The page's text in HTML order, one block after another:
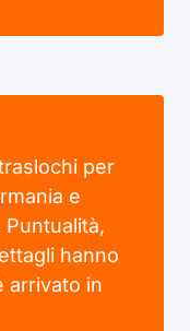
per
e
hanno
arrivato in